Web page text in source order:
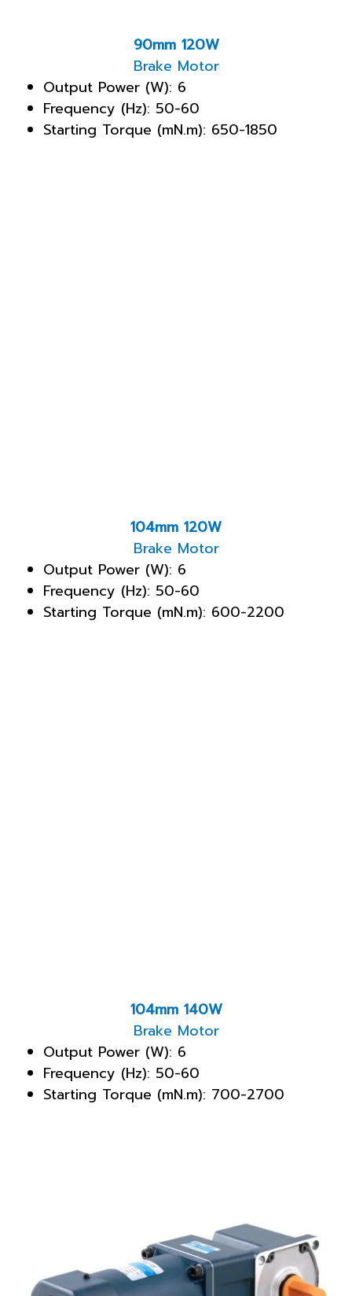
90mm 120W
Brake Motor
Output Power (W): 6
Frequency (Hz): 50-60
Starting Torque (mN.m): 650-1850
104mm 120W
Brake Motor
Output Power (W): 6
Frequency (Hz): 50-60
Starting Torque (mN.m): 600-2200
104mm 140W
Brake Motor
Output Power (W): 6
Frequency (Hz): 50-60
Starting Torque (mN.m): 700-2700